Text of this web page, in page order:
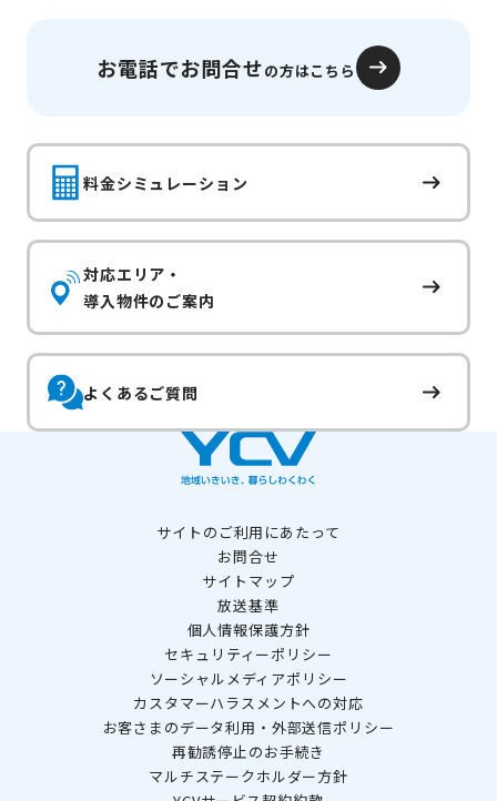
お電話でお問合せの方はこちら
料金シミュレーション
対応エリア・
導入物件のご案内
よくあるご質問
サイトのご利用にあたって
お問合せ
サイトマップ
放送基準
個人情報保護方針
セキュリティーポリシー
ソーシャルメディアポリシー
カスタマーハラスメントへの対応
お客さまのデータ利用・外部送信ポリシー
再勧誘停止のお手続き
マルチステークホルダー方針